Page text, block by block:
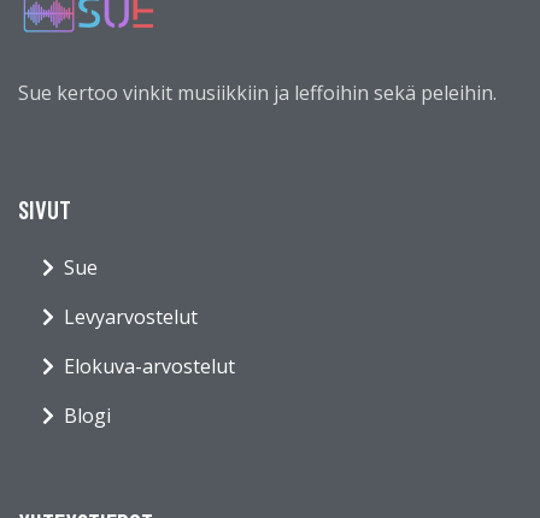
Sue kertoo vinkit musiikkiin ja leffoihin sekä peleihin.
SIVUT
Sue
Levyarvostelut
Elokuva-arvostelut
Blogi